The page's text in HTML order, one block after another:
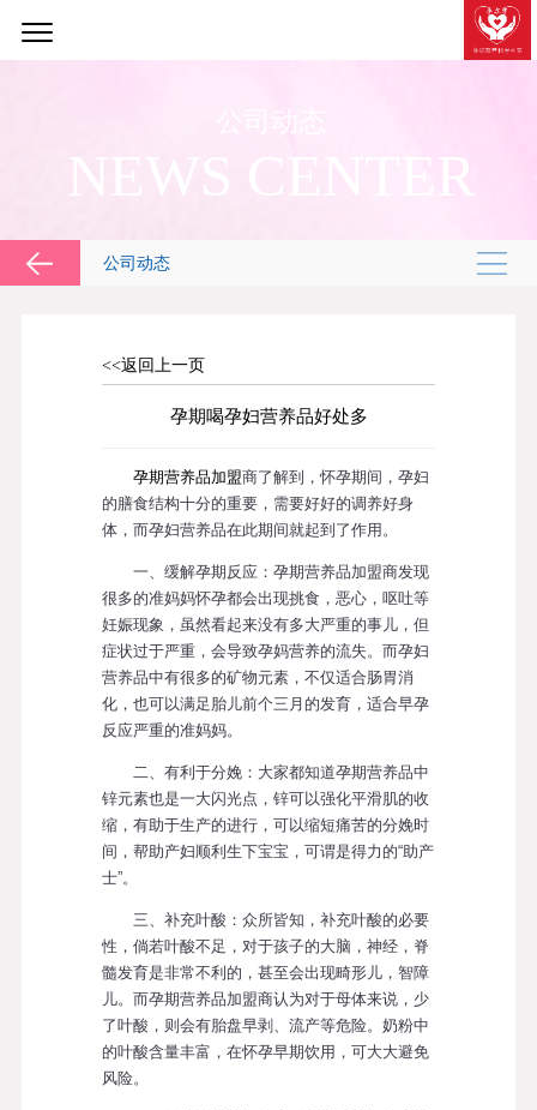
公司动态
NEWS CENTER
公司动态
<<返回上一页
孕期喝孕妇营养品好处多
孕期营养品加盟商了解到，怀孕期间，孕妇
的膳食结构十分的重要，需要好好的调养好身
体，而孕妇营养品在此期间就起到了作用。
一、缓解孕期反应：孕期营养品加盟商发现
很多的准妈妈怀孕都会出现挑食，恶心，呕吐等
妊娠现象，虽然看起来没有多大严重的事儿，但
症状过于严重，会导致孕妈营养的流失。而孕妇
营养品中有很多的矿物元素，不仅适合肠胃消
化，也可以满足胎儿前个三月的发育，适合早孕
反应严重的准妈妈。
二、有利于分娩：大家都知道孕期营养品中
锌元素也是一大闪光点，锌可以强化平滑肌的收
缩，有助于生产的进行，可以缩短痛苦的分娩时
间，帮助产妇顺利生下宝宝，可谓是得力的“助产
士”。
三、补充叶酸：众所皆知，补充叶酸的必要
性，倘若叶酸不足，对于孩子的大脑，神经，脊
髓发育是非常不利的，甚至会出现畸形儿，智障
儿。而孕期营养品加盟商认为对于母体来说，少
了叶酸，则会有胎盘早剥、流产等危险。奶粉中
的叶酸含量丰富，在怀孕早期饮用，可大大避免
风险。